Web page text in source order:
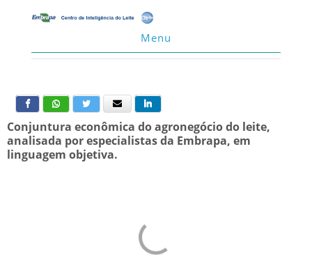
Menu
Conjuntura econômica do agronegócio do leite,
analisada por especialistas da Embrapa, em
linguagem objetiva.